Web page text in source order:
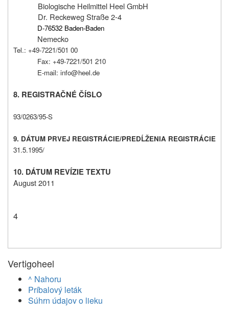
Biologische Heilmittel Heel GmbH
Dr. Reckeweg Straße 2-4
D-76532 Baden-Baden
Nemecko
Tel.: +49-7221/501 00
Fax: +49-7221/501 210
E-mail: info@heel.de
8. REGISTRAČNÉ ČÍSLO
93/0263/95-S
9. DÁTUM PRVEJ REGISTRÁCIE/PREDĹŽENIA REGISTRÁCIE
31.5.1995/
10. DÁTUM REVÍZIE TEXTU
August 2011
4
Vertigoheel
^ Nahoru
Príbalový leták
Súhrn údajov o lieku